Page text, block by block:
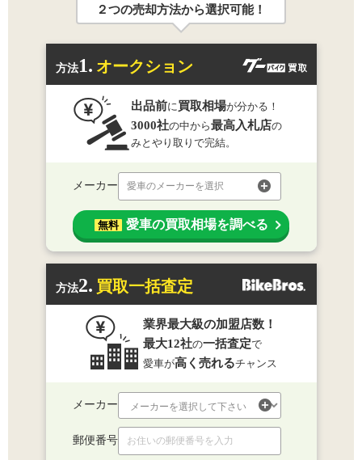
２つの売却方法から選択可能！
方法1. オークション
出品前に 買取相場が分かる！
3000社の中から最高入札店の
みとやり取りで完結。
メーカー 愛車のメーカーを選択
無料 愛車の買取相場を調べる
方法2. 買取一括査定
業界最大級の加盟店数！
最大12社の一括査定で
愛車が高く売れるチャンス
メーカー
郵便番号